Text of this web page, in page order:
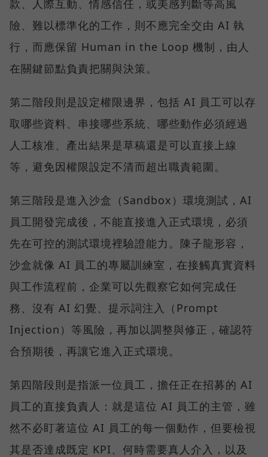
款、人際互動、情感信任，或美感判斷等高風
險、難以標準化的工作，則不應完全交由 AI 執
行，而應保留 Human in the Loop 機制，由人
在關鍵節點負責把關與決策。
第二階段則是設定權限邊界，包括 AI 員工可以存
取哪些資料、串接哪些系統、哪些動作必須經過
人工核准、產出結果是草稿還是可以直接上線
等，避免因權限設定不清而超出職責範圍。
第三階段是進入沙盒（Sandbox）環境測試，AI
員工開發完成後，不能直接進入正式環境，必須
先在可控的測試環境裡驗證能力。陳子龍形容，
沙盒就像 AI 員工的專屬訓練室，在接觸真實資料
與工作流程前，企業可以先觀察它如何完成任
務、沒有 AI 幻覺、提示詞注入（Prompt
Injection）等風險，再加以調整與修正，確認符
合預期後，再讓它進入正式環境。
第四階段則是指派一位員工，擔任正在招募的 AI
員工的直接負責人：就是這位 AI 員工的主管，雖
然不必盯著這位 AI 員工的每一個動作，但要檢視
其是否達成既定 KPI、何時需要真人介入，以及